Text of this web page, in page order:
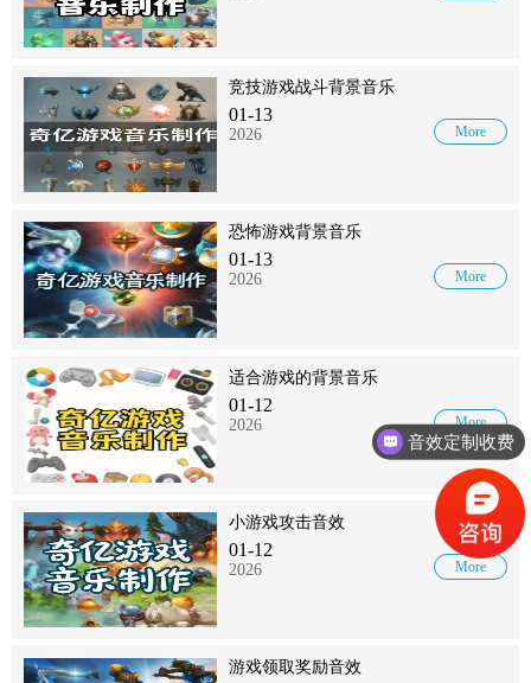
竞技游戏战斗背景音乐
01-13
2026 More
恐怖游戏背景音乐
01-13
2026 More
适合游戏的背景音乐
01-12
2026 More
小游戏攻击音效
01-12
2026 More
游戏领取奖励音效
音效定制收费